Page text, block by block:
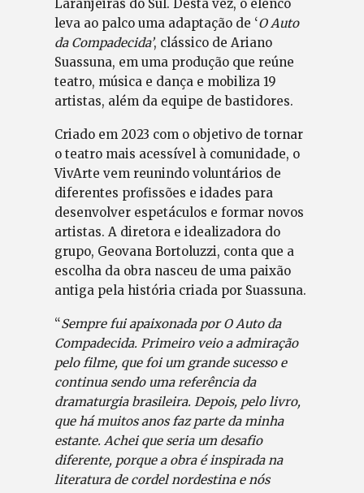
Laranjeiras do Sul. Desta vez, o elenco
leva ao palco uma adaptação de ‘O Auto
da Compadecida’, clássico de Ariano
Suassuna, em uma produção que reúne
teatro, música e dança e mobiliza 19
artistas, além da equipe de bastidores.
Criado em 2023 com o objetivo de tornar
o teatro mais acessível à comunidade, o
VivArte vem reunindo voluntários de
diferentes profissões e idades para
desenvolver espetáculos e formar novos
artistas. A diretora e idealizadora do
grupo, Geovana Bortoluzzi, conta que a
escolha da obra nasceu de uma paixão
antiga pela história criada por Suassuna.
“Sempre fui apaixonada por O Auto da
Compadecida. Primeiro veio a admiração
pelo filme, que foi um grande sucesso e
continua sendo uma referência da
dramaturgia brasileira. Depois, pelo livro,
que há muitos anos faz parte da minha
estante. Achei que seria um desafio
diferente, porque a obra é inspirada na
literatura de cordel nordestina e nós